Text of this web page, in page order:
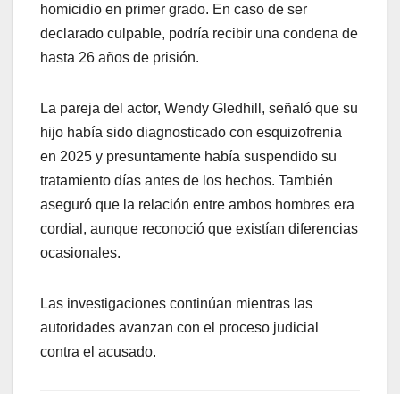
homicidio en primer grado. En caso de ser
declarado culpable, podría recibir una condena de
hasta 26 años de prisión.
La pareja del actor, Wendy Gledhill, señaló que su
hijo había sido diagnosticado con esquizofrenia
en 2025 y presuntamente había suspendido su
tratamiento días antes de los hechos. También
aseguró que la relación entre ambos hombres era
cordial, aunque reconoció que existían diferencias
ocasionales.
Las investigaciones continúan mientras las
autoridades avanzan con el proceso judicial
contra el acusado.